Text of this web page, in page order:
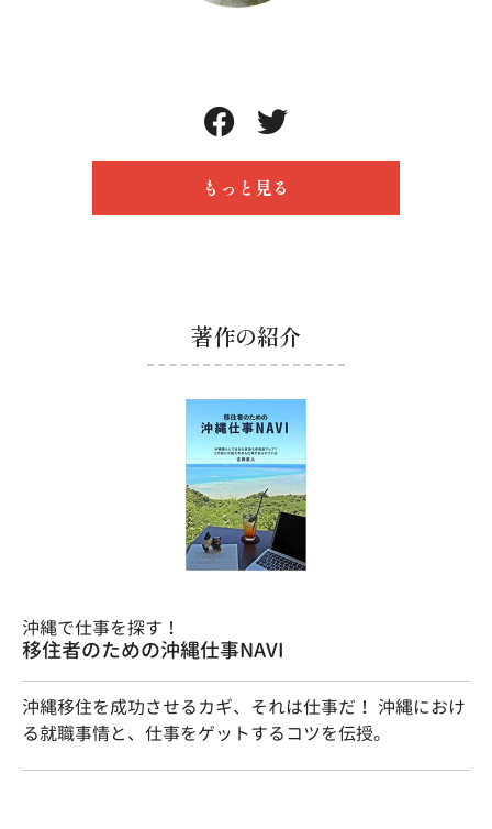
もっと見る
著作の紹介
沖縄で仕事を探す！
移住者のための沖縄仕事NAVI
沖縄移住を成功させるカギ、それは仕事だ！ 沖縄におけ
る就職事情と、仕事をゲットするコツを伝授。